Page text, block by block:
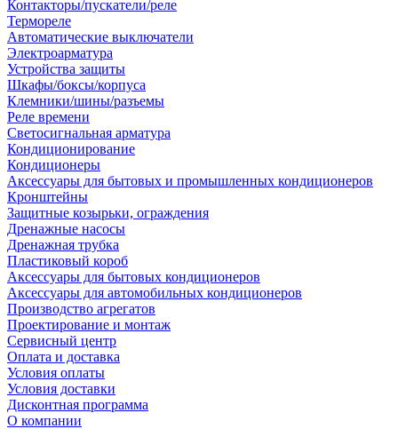
Контакторы/пускатели/реле
Термореле
Автоматические выключатели
Электроарматура
Устройства защиты
Шкафы/боксы/корпуса
Клемники/шины/разъемы
Реле времени
Светосигнальная арматура
Кондиционирование
Кондиционеры
Аксессуары для бытовых и промышленных кондиционеров
Кронштейны
Защитные козырьки, ограждения
Дренажные насосы
Дренажная трубка
Пластиковый короб
Аксессуары для бытовых кондиционеров
Аксессуары для автомобильных кондиционеров
Производство агрегатов
Проектирование и монтаж
Сервисный центр
Оплата и доставка
Условия оплаты
Условия доставки
Дисконтная программа
О компании